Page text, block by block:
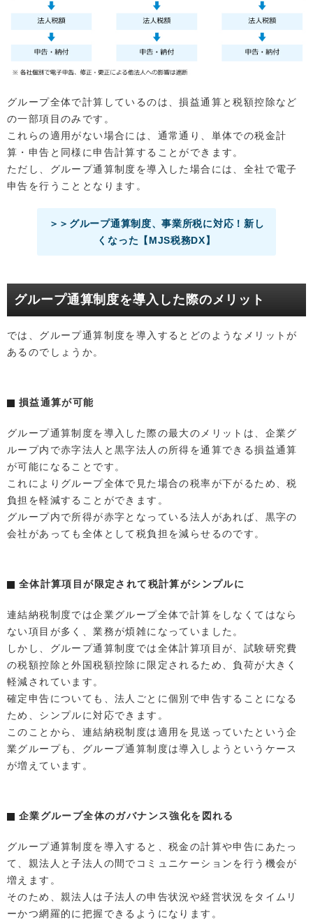
グループ全体で計算しているのは、損益通算と税額控除など
の一部項目のみです。
これらの適用がない場合には、通常通り、単体での税金計
算・申告と同様に申告計算することができます。
ただし、グループ通算制度を導入した場合には、全社で電子
申告を行うこととなります。
＞＞グループ通算制度、事業所税に対応！新し
くなった【MJS税務DX】
グループ通算制度を導入した際のメリット
では、グループ通算制度を導入するとどのようなメリットが
あるのでしょうか。
損益通算が可能
グループ通算制度を導入した際の最大のメリットは、企業グ
ループ内で赤字法人と黒字法人の所得を通算できる損益通算
が可能になることです。
これによりグループ全体で見た場合の税率が下がるため、税
負担を軽減することができます。
グループ内で所得が赤字となっている法人があれば、黒字の
会社があっても全体として税負担を減らせるのです。
全体計算項目が限定されて税計算がシンプルに
連結納税制度では企業グループ全体で計算をしなくてはなら
ない項目が多く、業務が煩雑になっていました。
しかし、グループ通算制度では全体計算項目が、試験研究費
の税額控除と外国税額控除に限定されるため、負荷が大きく
軽減されています。
確定申告についても、法人ごとに個別で申告することになる
ため、シンプルに対応できます。
このことから、連結納税制度は適用を見送っていたという企
業グループも、グループ通算制度は導入しようというケース
が増えています。
企業グループ全体のガバナンス強化を図れる
グループ通算制度を導入すると、税金の計算や申告にあたっ
て、親法人と子法人の間でコミュニケーションを行う機会が
増えます。
そのため、親法人は子法人の申告状況や経営状況をタイムリ
ーかつ網羅的に把握できるようになります。